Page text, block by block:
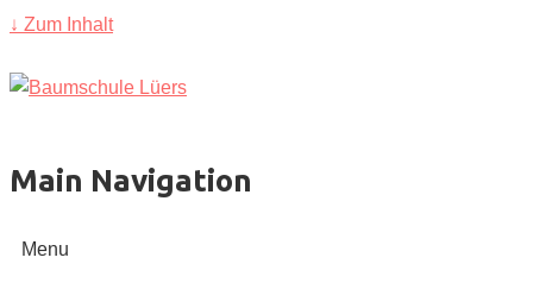
↓ Zum Inhalt
Main Navigation
Menu